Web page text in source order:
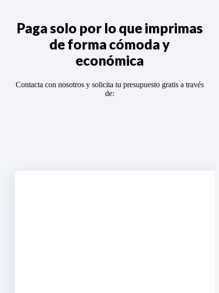
Paga solo por lo que imprimas
de forma cómoda y
económica
Contacta con nosotros y solicita tu presupuesto gratis a través
de: